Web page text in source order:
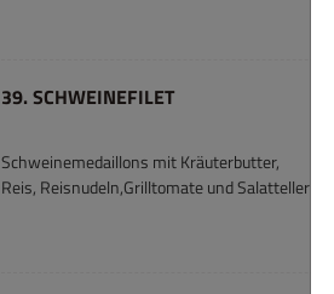
39. SCHWEINEFILET
Schweinemedaillons mit Kräuterbutter,
Reis, Reisnudeln,Grilltomate und Salatteller